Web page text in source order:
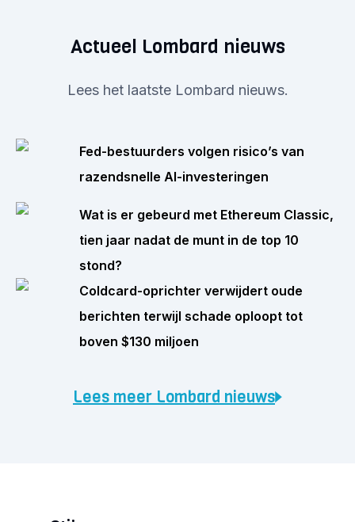
Actueel Lombard nieuws
Lees het laatste Lombard nieuws.
Fed-bestuurders volgen risico’s van
razendsnelle AI-investeringen
Wat is er gebeurd met Ethereum Classic,
tien jaar nadat de munt in de top 10
stond?
Coldcard-oprichter verwijdert oude
berichten terwijl schade oploopt tot
boven $130 miljoen
Lees meer Lombard nieuws